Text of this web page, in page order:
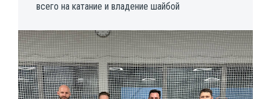
всего на катание и владение шайбой